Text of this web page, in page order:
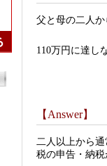
父と母の二人か
110万円に達し
【Answer】
二人以上から
税の申告・納税